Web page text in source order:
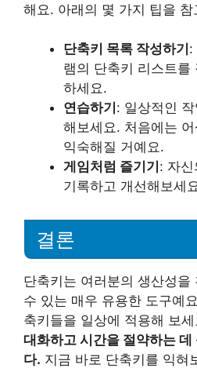
해요. 아래의 몇 가지 팁을 참
단축키 목록 작성하기 :
램의 단축키 리스트를
하세요.
연습하기 : 일상적인
해보세요. 처음에는
익숙해질 거예요.
게임처럼 즐기기 : 자
기록하고 개선해보세
결론
단축키는 여러분의 생산성을
수 있는 매우 유용한 도구예
축키들을 일상에 적용해 보세
대화하고 시간을 절약하는 데
다. 지금 바로 단축키를 익혀